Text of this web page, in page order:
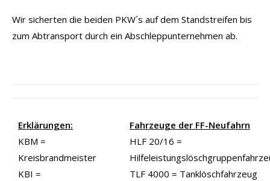
Wir sicherten die beiden PKW´s auf dem Standstreifen bis
zum Abtransport durch ein Abschleppunternehmen ab.
Erklärungen:
KBM =
Kreisbrandmeister
KBI =
Fahrzeuge der FF-Neufahrn
HLF 20/16 =
TLF 4000 = Tanklöschfahrzeug